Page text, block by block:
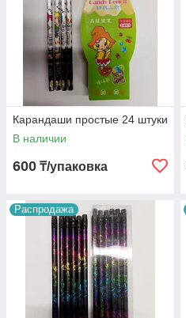
Карандаши простые 24 штуки
В наличии
600 ₸/упаковка
Распродажа